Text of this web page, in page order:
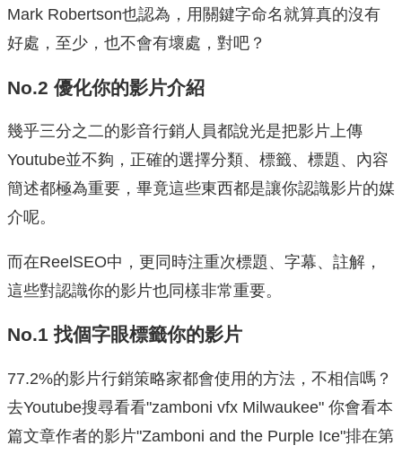
Mark Robertson也認為，用關鍵字命名就算真的沒有
好處，至少，也不會有壞處，對吧？
No.2 優化你的影片介紹
幾乎三分之二的影音行銷人員都說光是把影片上傳
Youtube並不夠，正確的選擇分類、標籤、標題、內容
簡述都極為重要，畢竟這些東西都是讓你認識影片的媒
介呢。
而在ReelSEO中，更同時注重次標題、字幕、註解，
這些對認識你的影片也同樣非常重要。
No.1 找個字眼標籤你的影片
77.2%的影片行銷策略家都會使用的方法，不相信嗎？
去Youtube搜尋看看"zamboni vfx Milwaukee" 你會看本
篇文章作者的影片"Zamboni and the Purple Ice"排在第